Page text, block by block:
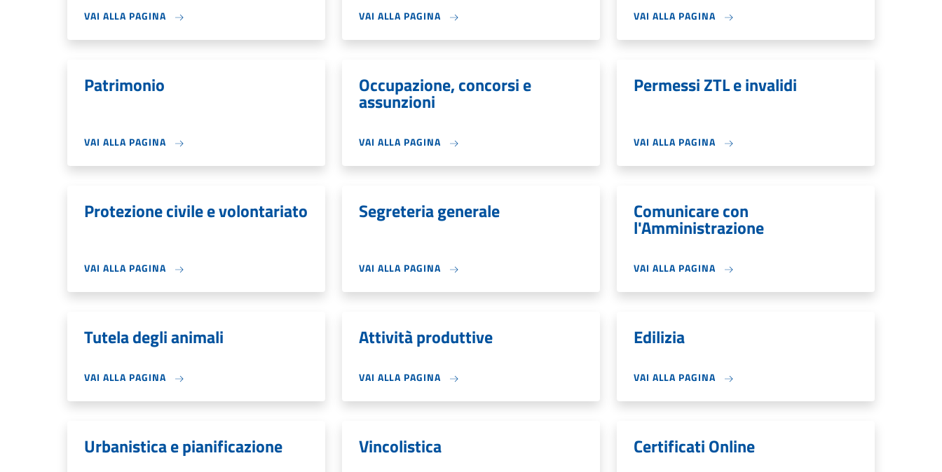
VAI ALLA PAGINA VAI ALLA PAGINA VAI ALLA PAGINA
Patrimonio
VAI ALLA PAGINA
Occupazione, concorsi e
assunzioni
VAI ALLA PAGINA
Permessi ZTL e invalidi
VAI ALLA PAGINA
Protezione civile e volontariato
VAI ALLA PAGINA
Segreteria generale
VAI ALLA PAGINA
Comunicare con
l'Amministrazione
VAI ALLA PAGINA
Tutela degli animali
VAI ALLA PAGINA
Attività produttive
VAI ALLA PAGINA
Edilizia
VAI ALLA PAGINA
Urbanistica e pianificazione Vincolistica Certificati Online